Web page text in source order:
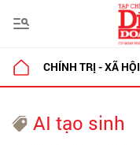
CHÍNH TRỊ - XÃ HỘI
AI tạo sinh